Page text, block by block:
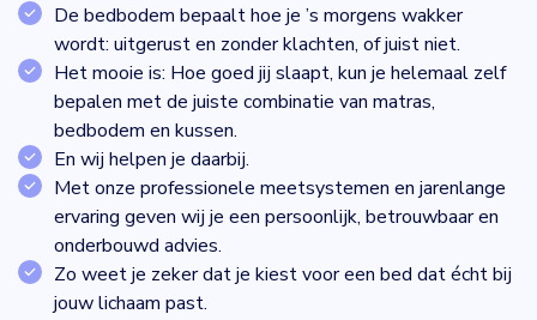
De bedbodem bepaalt hoe je ’s morgens wakker
wordt: uitgerust en zonder klachten, of juist niet.
Het mooie is: Hoe goed jij slaapt, kun je helemaal zelf
bepalen met de juiste combinatie van matras,
bedbodem en kussen.
En wij helpen je daarbij.
Met onze professionele meetsystemen en jarenlange
ervaring geven wij je een persoonlijk, betrouwbaar en
onderbouwd advies.
Zo weet je zeker dat je kiest voor een bed dat écht bij
jouw lichaam past.